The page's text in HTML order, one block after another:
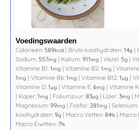
Voedingswaarden
Calorieën: 589kcal | Bruto koolhydraten:14g |
Sodium: 557mg | Kalium:911mg |Vezel: 5g |
Vitamine B1:1mg |Vitamine B2:1mg |
1mg |Vitamine B6:1mg |Vitamine B12:1µg |
Vitamine D:1µg |Vitamine E:6mg |Vitamine
| Koper:1mg | Foliumzuur:83µg | IJzer:3mg |
Magnesium:99mg | Fosfor: 281mg |Selenium:
koolhydraten:9g | Macro Vetten:84% | Macro
Macro Eiwitten: 7%